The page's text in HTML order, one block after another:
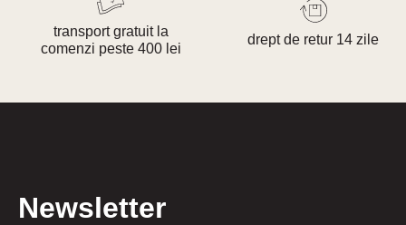
transport gratuit la
comenzi peste 400 lei
drept de retur 14 zile
Newsletter